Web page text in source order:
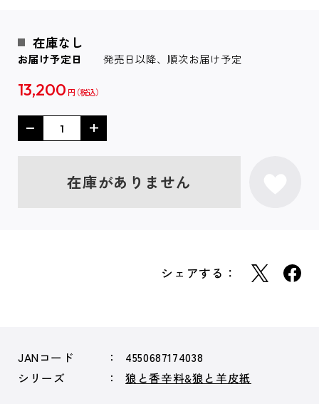
在庫なし
お届け予定日 発売日以降、順次お届け予定
13,200 円
在庫がありません
シェアする：
JANコード
4550687174038
シリーズ
狼と香辛料&狼と羊皮紙